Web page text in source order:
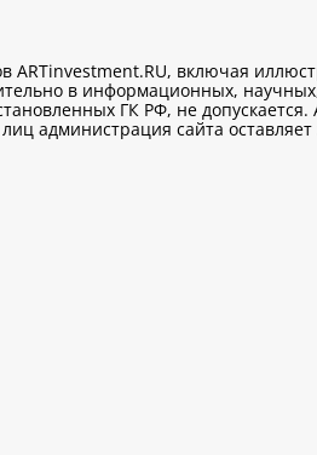
ARTinvestment.RU, включая
в информационных,
ГК РФ, не
администрация сайта